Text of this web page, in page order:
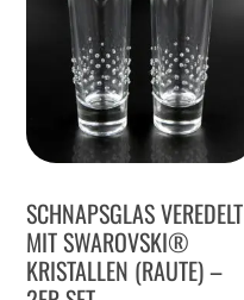
SCHNAPSGLAS VEREDELT
MIT SWAROVSKI®
KRISTALLEN (RAUTE) –